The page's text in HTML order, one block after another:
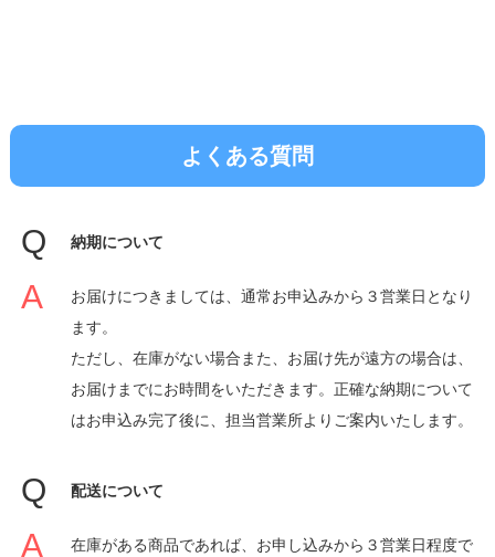
よくある質問
納期について
お届けにつきましては、通常お申込みから３営業日となり
ます。
ただし、在庫がない場合また、お届け先が遠方の場合は、
お届けまでにお時間をいただきます。正確な納期について
はお申込み完了後に、担当営業所よりご案内いたします。
配送について
在庫がある商品であれば、お申し込みから３営業日程度で